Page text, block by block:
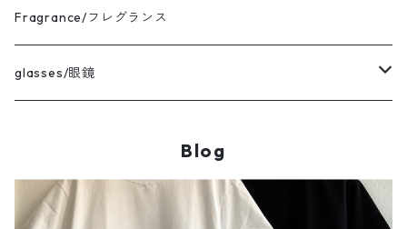
avontade/アボンタージ
BAICYCLON/バイシクロン
UNIVERSAL WORKS/ユニバーサルワークス
pierce
ring
Mサイズ コーディネート
Lサイズ コーディネート
Ladies FREEサイズ コーディネート
Fragrance/フレグランス
glasses/眼鏡
vintage/ヴィンテージ
Blog